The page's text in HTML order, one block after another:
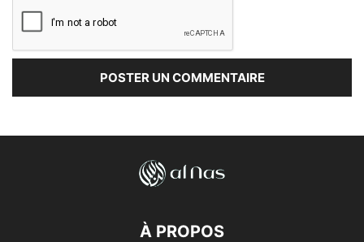
À PROPOS